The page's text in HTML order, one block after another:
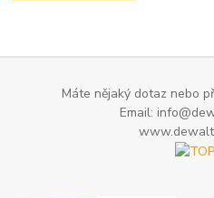
Máte nějaký dotaz nebo
Email: